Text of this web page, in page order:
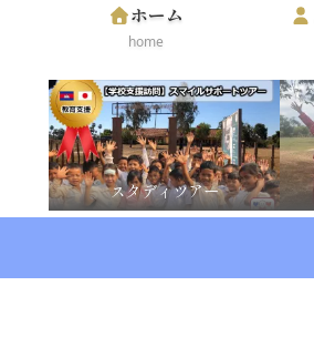
ホーム
home
スタディツアー